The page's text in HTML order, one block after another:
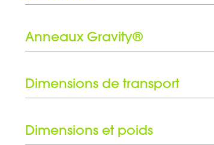
Revêtement
Anneaux Gravity®
Jeu d'anneaux noirs inclus
Dimensions de transport
Dimensions et poids